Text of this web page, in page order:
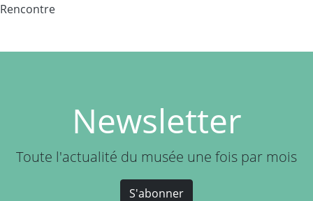
Rencontre
Newsletter
Toute l'actualité du musée une fois par mois
S'abonner